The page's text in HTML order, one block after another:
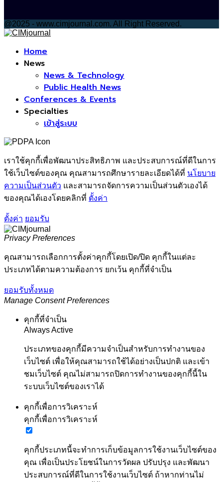
@2025 - www.cimjournal.com. All Right Reserved.
Home
News
News & Technology
Public Health News
Conferences & Events
Specialties
เข้าสู่ระบบ
เราใช้คุกกี้เพื่อพัฒนาประสิทธิภาพ และประสบการณ์ที่ดีในการ
ใช้เว็บไซต์ของคุณ คุณสามารถศึกษารายละเอียดได้ที่ นโยบาย
ความเป็นส่วนตัว และสามารถจัดการความเป็นส่วนตัวเองได้
ของคุณได้เองโดยคลิกที่ ตั้งค่า
ตั้งค่า ยอมรับ
Privacy Preferences
คุณสามารถเลือกการตั้งค่าคุกกี้โดยเปิด/ปิด คุกกี้ในแต่ละ
ประเภทได้ตามความต้องการ ยกเว้น คุกกี้ที่จำเป็น
ยอมรับทั้งหมด
Manage Consent Preferences
คุกกี้ที่จำเป็น
Always Active
ประเภทของคุกกี้มีความจำเป็นสำหรับการทำงานของ
เว็บไซต์ เพื่อให้คุณสามารถใช้ได้อย่างเป็นปกติ และเข้า
ชมเว็บไซต์ คุณไม่สามารถปิดการทำงานของคุกกี้นี้ใน
ระบบเว็บไซต์ของเราได้
คุกกี้เพื่อการวิเคราะห์
คุกกี้เพื่อการวิเคราะห์
คุกกี้ประเภทนี้จะทำการเก็บข้อมูลการใช้งานเว็บไซต์ของ
คุณ เพื่อเป็นประโยชน์ในการวัดผล ปรับปรุง และพัฒนา
ประสบการณ์ที่ดีในการใช้งานเว็บไซต์ ถ้าหากท่านไม่